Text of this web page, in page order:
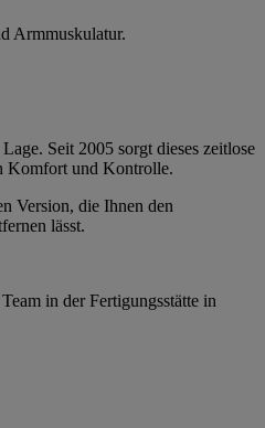
Armmuskulatur.
Seit 2005 sorgt dieses zeitlose
Komfort und Kontrolle.
Version, die Ihnen den
lässt.
in der Fertigungsstätte in